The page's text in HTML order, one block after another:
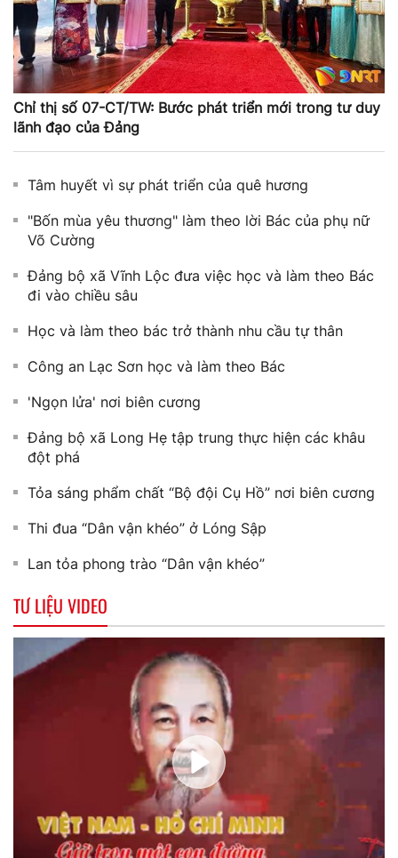
Chỉ thị số 07-CT/TW: Bước phát triển mới trong tư duy
lãnh đạo của Đảng
Tâm huyết vì sự phát triển của quê hương
"Bốn mùa yêu thương" làm theo lời Bác của phụ nữ
Võ Cường
Đảng bộ xã Vĩnh Lộc đưa việc học và làm theo Bác
đi vào chiều sâu
Học và làm theo bác trở thành nhu cầu tự thân
Công an Lạc Sơn học và làm theo Bác
'Ngọn lửa' nơi biên cương
Đảng bộ xã Long Hẹ tập trung thực hiện các khâu
đột phá
Tỏa sáng phẩm chất “Bộ đội Cụ Hồ” nơi biên cương
Thi đua “Dân vận khéo” ở Lóng Sập
Lan tỏa phong trào “Dân vận khéo”
TƯ LIỆU VIDEO